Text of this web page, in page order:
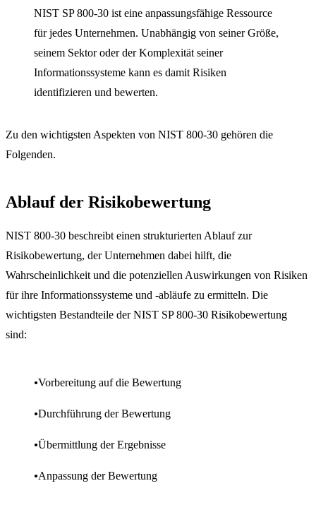
NIST SP 800-30 ist eine anpassungsfähige Ressource
für jedes Unternehmen. Unabhängig von seiner Größe,
seinem Sektor oder der Komplexität seiner
Informationssysteme kann es damit Risiken
identifizieren und bewerten.
Zu den wichtigsten Aspekten von NIST 800-30 gehören die
Folgenden.
Ablauf der Risikobewertung
NIST 800-30 beschreibt einen strukturierten Ablauf zur
Risikobewertung, der Unternehmen dabei hilft, die
Wahrscheinlichkeit und die potenziellen Auswirkungen von Risiken
für ihre Informationssysteme und -abläufe zu ermitteln. Die
wichtigsten Bestandteile der NIST SP 800-30 Risikobewertung
sind:
Vorbereitung auf die Bewertung
Durchführung der Bewertung
Übermittlung der Ergebnisse
Anpassung der Bewertung